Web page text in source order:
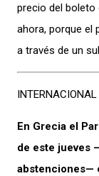
precio del boleto
ahora, porque el
a través de un
INTERNACIONAL
En Grecia el
de este jueves
abstenciones—